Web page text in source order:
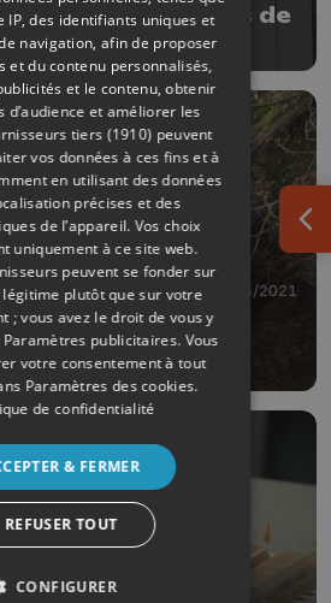
pour les captages de
21/03/2021
Grottes et
la loupe
IP, des identifiants uniques et
navigation, afin de proposer
et du contenu personnalisés,
et le contenu, obtenir
d’audience et améliorer les
tiers (1910) peuvent
vos données à ces fins et à
en utilisant des données
précises et des
de l’appareil. Vos choix
uniquement à ce site web.
peuvent se fonder sur
plutôt que sur votre
; vous avez le droit de vous y
Paramètres publicitaires. Vous
votre consentement à tout
Paramètres des cookies.
de confidentialité
& FERMER
REFUSER TOUT
CONFIGURER